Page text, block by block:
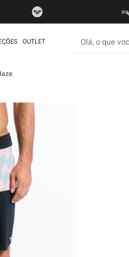
acima de R$ 499 | Consulte as Regras
OUTLET